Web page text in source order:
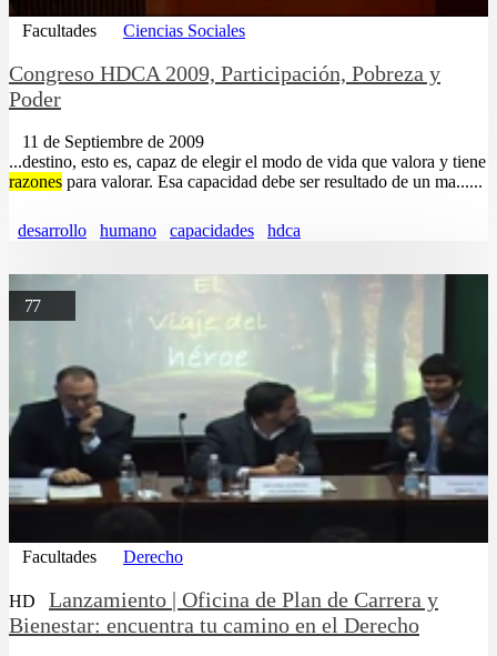
Facultades Ciencias Sociales
Congreso HDCA 2009, Participación, Pobreza y
Poder
11 de Septiembre de 2009
...destino, esto es, capaz de elegir el modo de vida que valora y tiene
razones para valorar. Esa capacidad debe ser resultado de un ma......
desarrollo humano capacidades hdca
77
Facultades Derecho
HD
Lanzamiento | Oficina de Plan de Carrera y
Bienestar: encuentra tu camino en el Derecho